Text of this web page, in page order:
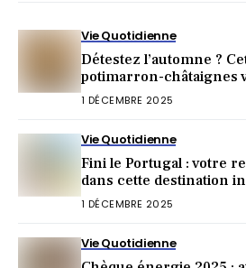
Vie Quotidienne
Détestez l’automne ?
potimarron-châtaignes
1 DÉCEMBRE 2025
Vie Quotidienne
Fini le Portugal : votre
dans cette destination
irrésistible) !
1 DÉCEMBRE 2025
Vie Quotidienne